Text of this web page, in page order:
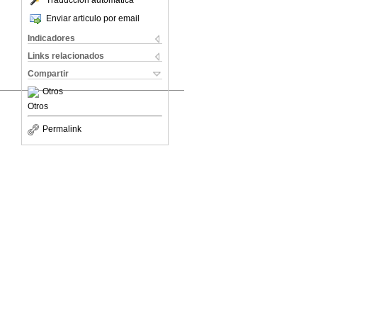
Enviar articulo por email
Indicadores
Links relacionados
Compartir
Otros
Otros
Permalink